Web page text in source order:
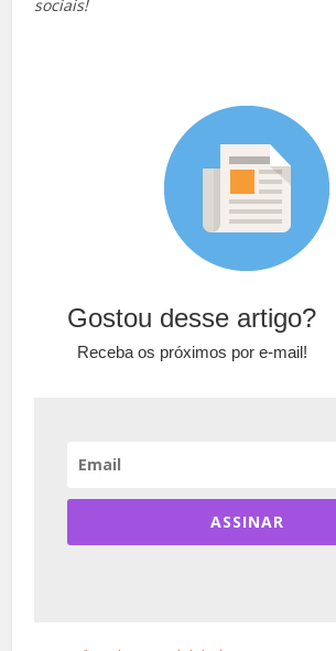
sociais!
Gostou desse artigo?
Receba os próximos por e-mail!
ASSINAR